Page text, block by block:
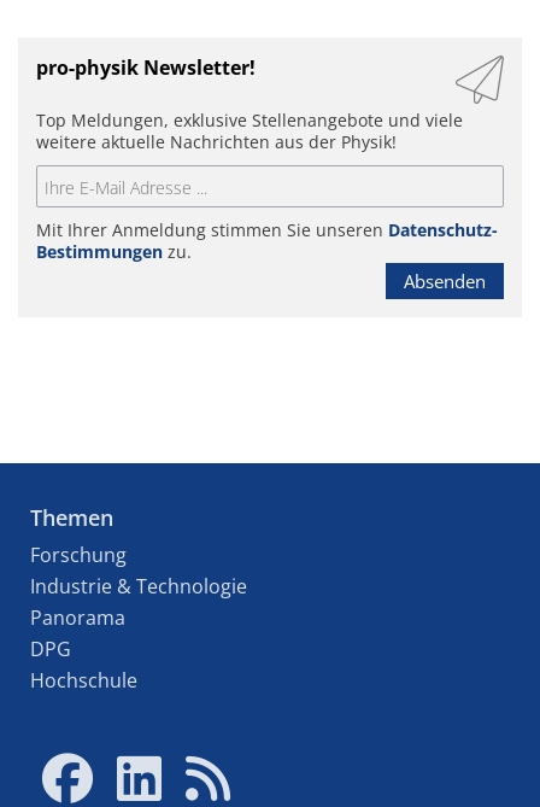
pro-physik Newsletter!
Top Meldungen, exklusive Stellenangebote und viele
weitere aktuelle Nachrichten aus der Physik!
Mit Ihrer Anmeldung stimmen Sie unseren Datenschutz-
Bestimmungen zu.
Absenden
Themen
Forschung
Industrie & Technologie
Panorama
DPG
Hochschule